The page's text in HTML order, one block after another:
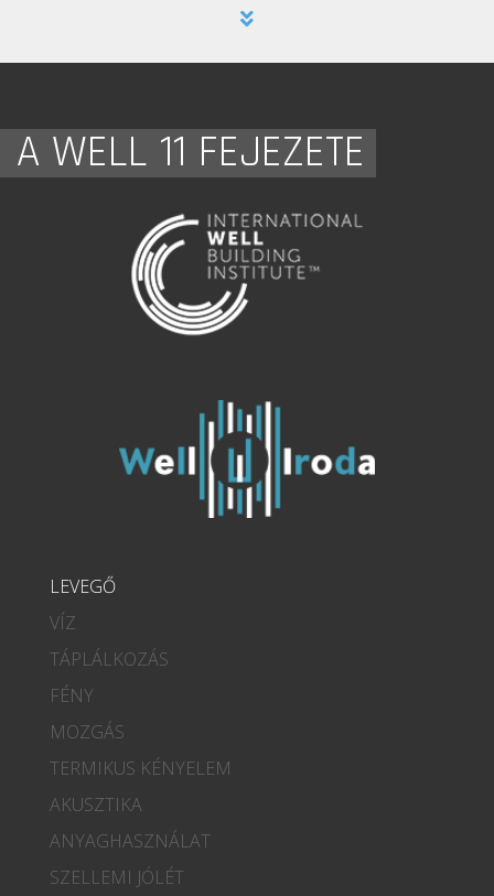
A WELL 11 FEJEZETE
LEVEGŐ
VÍZ
TÁPLÁLKOZÁS
FÉNY
MOZGÁS
TERMIKUS KÉNYELEM
AKUSZTIKA
ANYAGHASZNÁLAT
SZELLEMI JÓLÉT